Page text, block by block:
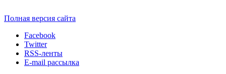
Полная версия сайта
Facebook
Twitter
RSS-ленты
E-mail рассылка